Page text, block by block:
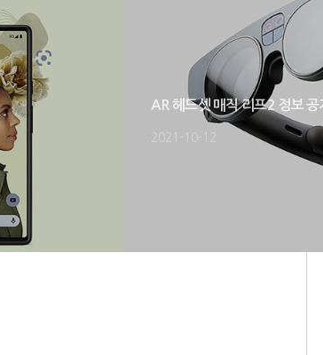
AR 헤드셋 매직 리프2 정보 공
2021-10-12